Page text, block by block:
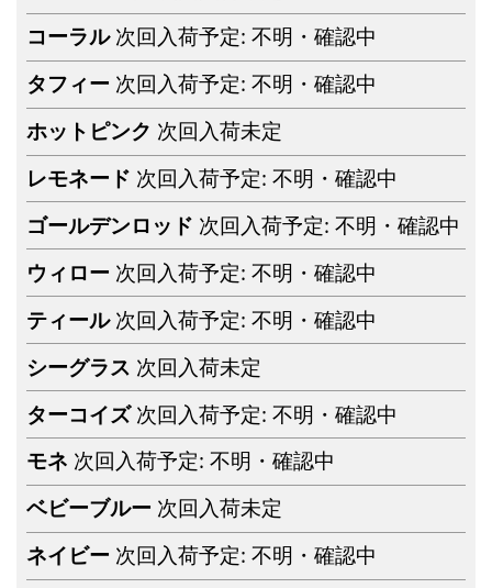
コーラル 次回入荷予定: 不明・確認中
タフィー 次回入荷予定: 不明・確認中
ホットピンク 次回入荷未定
レモネード 次回入荷予定: 不明・確認中
ゴールデンロッド 次回入荷予定: 不明・確認中
ウィロー 次回入荷予定: 不明・確認中
ティール 次回入荷予定: 不明・確認中
シーグラス 次回入荷未定
ターコイズ 次回入荷予定: 不明・確認中
モネ 次回入荷予定: 不明・確認中
ベビーブルー 次回入荷未定
ネイビー 次回入荷予定: 不明・確認中